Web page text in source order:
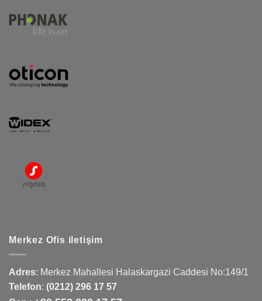
Merkez Ofis iletişim
Adres: Merkez Mahallesi Halaskargazi Caddesi No:149/1
Telefon: (0212) 296 17 57